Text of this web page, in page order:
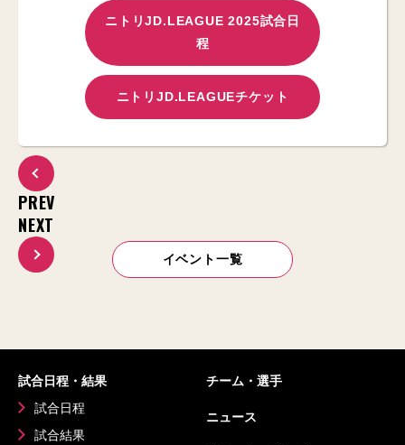
ニトリJD.LEAGUE 2025試合日
程
ニトリJD.LEAGUEチケット
PREV
イベント一覧
NEXT
試合日程・結果
試合日程
試合結果
チーム・選手
ニュース